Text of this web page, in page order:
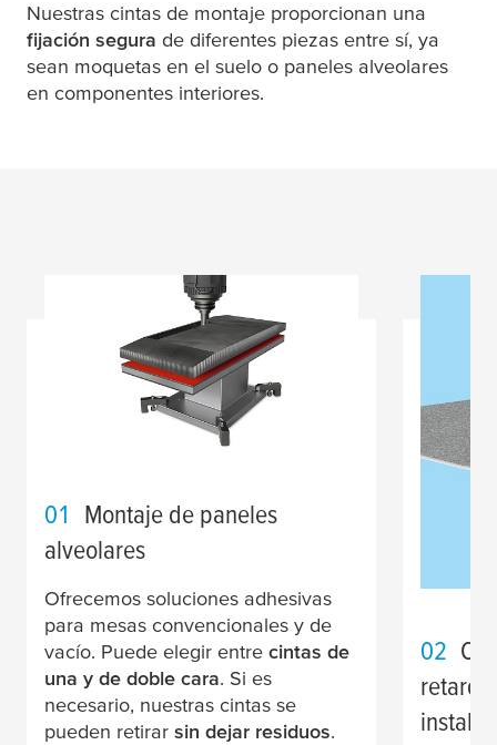
Nuestras cintas de montaje proporcionan una
fijación segura de diferentes piezas entre sí, ya
sean moquetas en el suelo o paneles alveolares
en componentes interiores.
01
Montaje de paneles
alveolares
Ofrecemos soluciones adhesivas
para mesas convencionales y de
vacío. Puede elegir entre cintas de
una y de doble cara. Si es
necesario, nuestras cintas se
pueden retirar sin dejar residuos.
02